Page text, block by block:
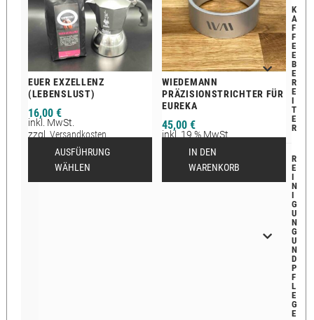
EUER EXZELLENZ
(LEBENSLUST)
16,00 €
inkl. MwSt.
zzgl. Versandkosten
Lieferzeit:2-12 Tage
AUSFÜHRUNG
WÄHLEN
WIEDEMANN
PRÄZISIONSTRICHTER FÜR
EUREKA
45,00€
inkl. 19 % MwSt.
Versandkosten
IN DEN
WARENKORB
K
A
F
F
E
E
B
E
R
E
I
T
E
R
R
E
I
N
I
G
U
N
G
U
N
D
P
F
L
E
G
E